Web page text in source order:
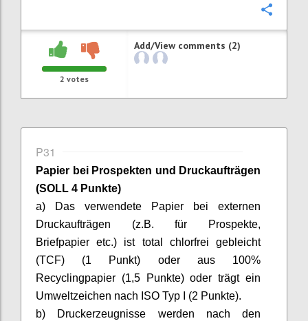
2 votes
Add/View comments (2)
P31
Papier bei Prospekten und Druckaufträgen
(SOLL 4 Punkte)
a) Das verwendete Papier bei externen
Druckaufträgen (z.B. für Prospekte,
Briefpapier etc.) ist total chlorfrei gebleicht
(TCF) (1 Punkt) oder aus 100%
Recyclingpapier (1,5 Punkte) oder trägt ein
Umweltzeichen nach ISO Typ I (2 Punkte).
b) Druckerzeugnisse werden nach den